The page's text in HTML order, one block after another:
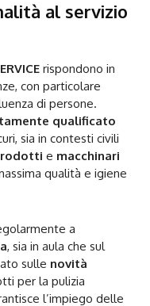
al servizio
rispondono in
con particolare
di persone.
qualificato
sia in contesti civili
e macchinari
qualità e igiene
a
, sia in aula che sul
sulle novità
per la pulizia
l’impiego delle